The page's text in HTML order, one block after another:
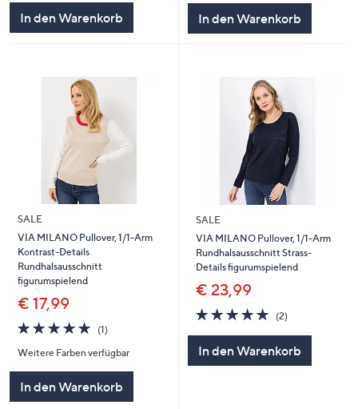
In den Warenkorb In den Warenkorb
SALE
VIA MILANO Pullover, 1/1-Arm
Kontrast-Details
Rundhalsausschnitt
figurumspielend
€ 17,99
5.0
von
5
(1)1
Weitere Farben verfügbar
In den Warenkorb
SALE
VIA MILANO Pullover, 1/1-Arm
Rundhalsausschnitt Strass-
Details figurumspielend
€ 23,99
5.0
von
(2)
In den Warenkorb